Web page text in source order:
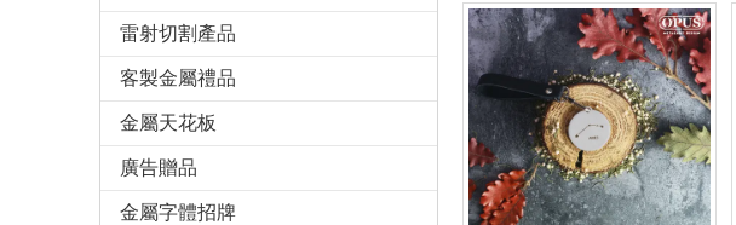
雷射切割產品
客製金屬禮品
金屬天花板
廣告贈品
金屬字體招牌